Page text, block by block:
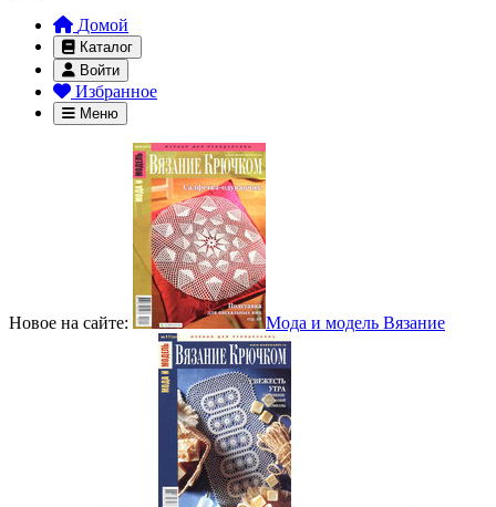
Домой
Каталог
Войти
Избранное
Меню
Новое на сайте: Мода и модель Вязание